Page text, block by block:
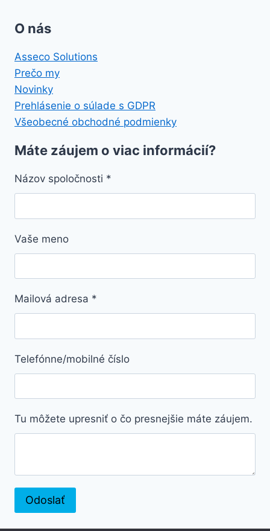
O nás
Asseco Solutions
Prečo my
Novinky
Prehlásenie o súlade s GDPR
Všeobecné obchodné podmienky
Máte záujem o viac informácií?
Názov spoločnosti *
Vaše meno
Mailová adresa *
Telefónne/mobilné číslo
Tu môžete upresniť o čo presnejšie máte záujem.
Odoslať